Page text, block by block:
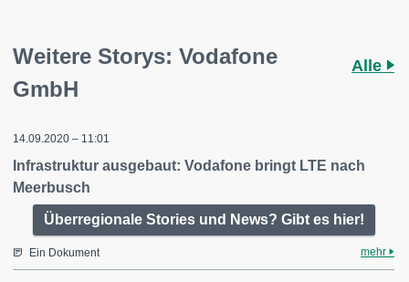
Weitere Storys: Vodafone
GmbH
Alle
14.09.2020 – 11:01
Infrastruktur ausgebaut: Vodafone bringt LTE nach
Meerbusch
Überregionale Stories und News? Gibt es hier!
Ein Dokument mehr